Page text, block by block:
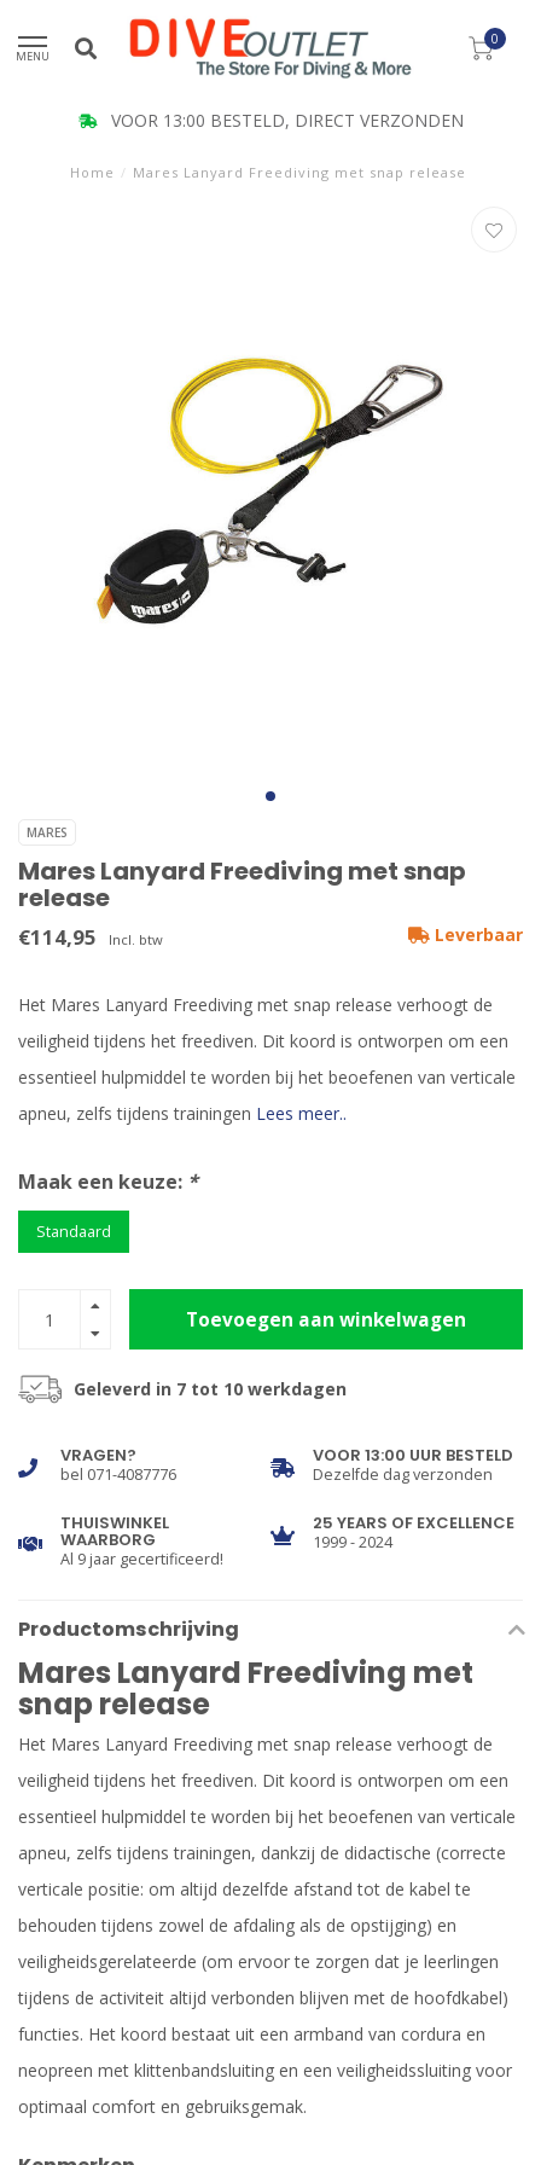
MENU
0
VOOR 13:00 BESTELD, DIRECT VERZONDEN
Home / Mares Lanyard Freediving met snap release
MARES
Mares Lanyard Freediving met snap
release
€114,95 Incl. btw Leverbaar
Het Mares Lanyard Freediving met snap release verhoogt de
veiligheid tijdens het freediven. Dit koord is ontworpen om een ​​
essentieel hulpmiddel te worden bij het beoefenen van verticale
apneu, zelfs tijdens trainingen Lees meer..
Maak een keuze: *
Standaard
Toevoegen aan winkelwagen
Geleverd in 7 tot 10 werkdagen
VRAGEN?
bel 071-4087776
VOOR 13:00 UUR BESTELD
Dezelfde dag verzonden
THUISWINKEL
WAARBORG
Al 9 jaar gecertificeerd!
25 YEARS OF EXCELLENCE
1999 - 2024
Productomschrijving
Mares Lanyard Freediving met
snap release
Het Mares Lanyard Freediving met snap release verhoogt de
veiligheid tijdens het freediven. Dit koord is ontworpen om een ​​
essentieel hulpmiddel te worden bij het beoefenen van verticale
apneu, zelfs tijdens trainingen, dankzij de didactische (correcte
verticale positie: om altijd dezelfde afstand tot de kabel te
behouden tijdens zowel de afdaling als de opstijging) en
veiligheidsgerelateerde (om ervoor te zorgen dat je leerlingen
tijdens de activiteit altijd verbonden blijven met de hoofdkabel)
functies. Het koord bestaat uit een armband van cordura en
neopreen met klittenbandsluiting en een veiligheidssluiting voor
optimaal comfort en gebruiksgemak.